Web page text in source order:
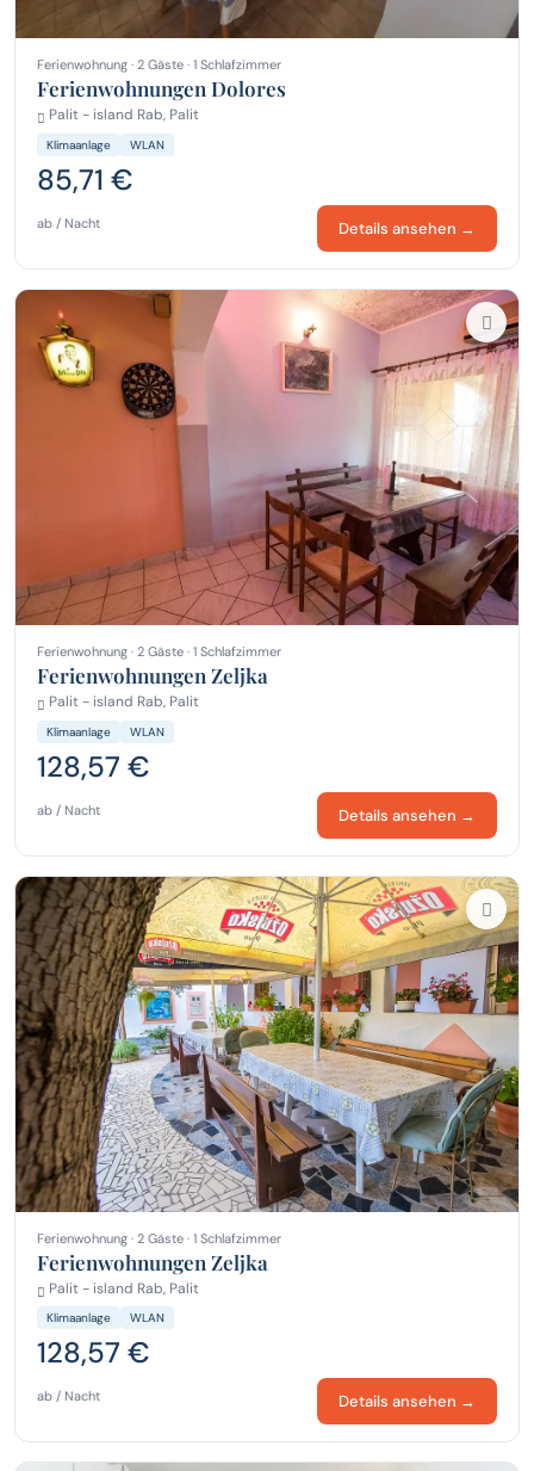
Ferienwohnung · 2 Gäste · 1 Schlafzimmer
Ferienwohnungen Dolores
Palit - island Rab, Palit
Klimaanlage WLAN
85,71 €
ab / Nacht Details ansehen →
Ferienwohnung · 2 Gäste · 1 Schlafzimmer
Ferienwohnungen Zeljka
Palit - island Rab, Palit
Klimaanlage WLAN
128,57 €
ab / Nacht Details ansehen →
Ferienwohnung · 2 Gäste · 1 Schlafzimmer
Ferienwohnungen Zeljka
Palit - island Rab, Palit
Klimaanlage WLAN
128,57 €
ab / Nacht Details ansehen →